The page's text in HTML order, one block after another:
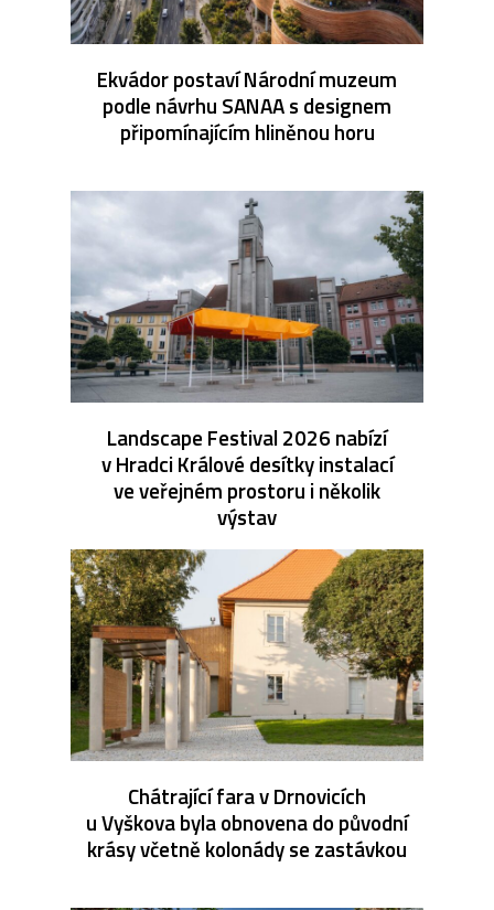
Ekvádor postaví Národní muzeum
podle návrhu SANAA s designem
připomínajícím hliněnou horu
Landscape Festival 2026 nabízí
v Hradci Králové desítky instalací
ve veřejném prostoru i několik
výstav
Chátrající fara v Drnovicích
u Vyškova byla obnovena do původní
krásy včetně kolonády se zastávkou